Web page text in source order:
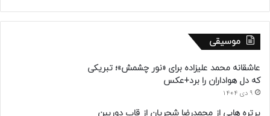
موسیقی
عاشقانه محمد علیزاده برای «نور چشمش»؛ تبریکی
که دل هواداران را برد+عکس
9 دی 1404
پرتره هایی از محمدرضا شجریان از قاب دوربینِ